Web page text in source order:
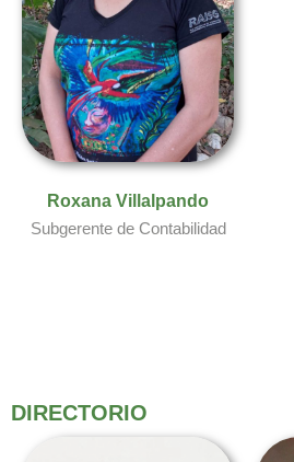
Roxana Villalpando​
Subgerente de Contabilidad
DIRECTORIO